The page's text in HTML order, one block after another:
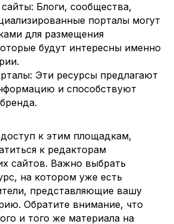
Блоги, сообщества,
порталы могут
для размещения
будут интересны именно
Эти ресурсы предлагают
и способствуют
к этим площадкам,
к редакторам
сайтов. Важно выбрать
на котором уже есть
представляющие вашу
Обратите внимание, что
и того же материала на